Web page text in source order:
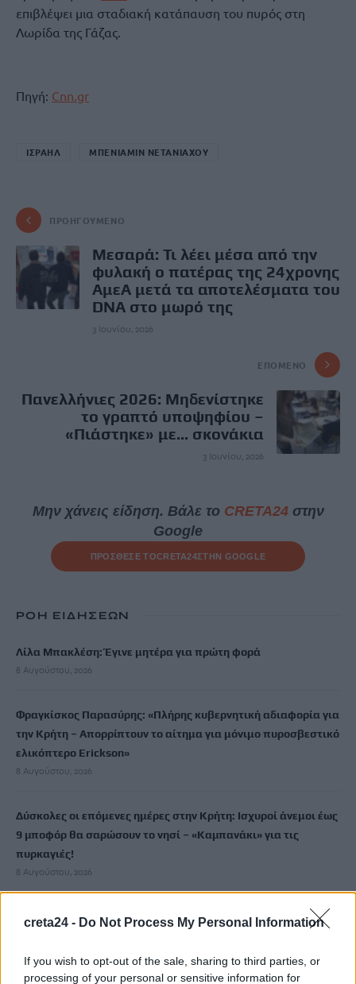
creta24 - Do Not Process My Personal Information
If you wish to opt-out of the sale, sharing to third parties, or
processing of your personal or sensitive information for
επιβλέψει μια σταδιακή κατάπαυση του πυρός στη
Λωρίδα της Γάζας.
Πηγή: Cnn.gr
ΙΣΡΑΗΛ ΜΠΕΝΙΑΜΙΝ ΝΕΤΑΝΙΑΧΟΥ
ΠΡΟΗΓΟΎΜΕΝΟ
Mεσαρά: Τι λέει μέσα από την
φυλακή ο πατέρας της 24χρονης
ΑμεΑ μετά τα αποτελέσματα του
DNA στο μωρό της
3 Ιουνίου, 2026
ΕΠΌΜΕΝΟ
Πανελλήνιες 2026: Μηδενίστηκε
το γραπτό υποψηφίου –
«Πιάστηκε» με... σκονάκια
3 Ιουνίου, 2026
Μην χάνεις είδηση. Βάλε το CRETA24στην
Google
ΠΡΟΣΘΕΣΕ ΤΟCRETA24ΣΤΗΝ GOOGLE
ΡΟΗ ΕΙΔΗΣΕΩΝ
Λίλα Μπακλέση: Έγινε μητέρα για πρώτη φορά
8 Αυγούστου, 2026
Φραγκίσκος Παρασύρης: «Πλήρης κυβερνητική αδιαφορία για
την Κρήτη – Απορρίπτουν το αίτημα για μόνιμο πυροσβεστικό
ελικόπτερο Erickson»
8 Αυγούστου, 2026
Δύσκολες οι επόμενες ημέρες στην Κρήτη: Ισχυροί άνεμοι έως
9 μποφόρ θα σαρώσουν το νησί – «Καμπανάκι» για τις
πυρκαγιές!
8 Αυγούστου, 2026
Χιλιάδες επισκέπτες κατέκλυσαν το λιμάνι της Άρβης για την